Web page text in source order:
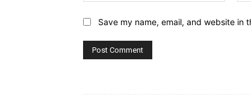
Save my name, email, and website in